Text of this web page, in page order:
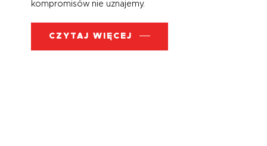
kompromisów nie uznajemy.
CZYTAJ WIĘCEJ